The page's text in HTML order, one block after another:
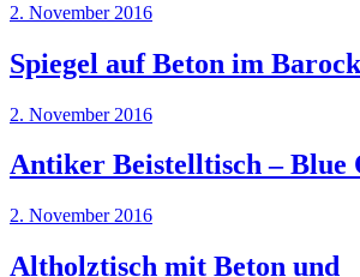
2. November 2016
Spiegel auf Beton im
2. November 2016
Antiker Beistelltisch – Blue
2. November 2016
Altholztisch mit Beton und